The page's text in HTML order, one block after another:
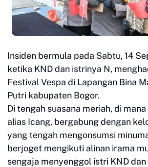
Insiden bermula pada Sabtu, 14
ketika KND dan istrinya N,
Festival Vespa di Lapangan Bina
Putri kabupaten Bogor.
Di tengah suasana meriah, di
alias Icang, bergabung dengan
yang tengah mengonsumsi
berjoget mengikuti alinan irama
sengaja menyenggol istri KND dan